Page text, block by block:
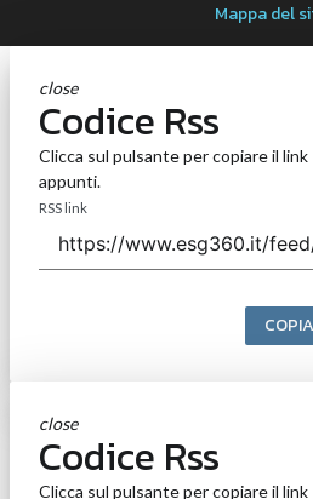
Mappa del
close
Codice Rss
Clicca sul pulsante per copiare il link
appunti.
RSS link
close
Codice Rss
Clicca sul pulsante per copiare il link